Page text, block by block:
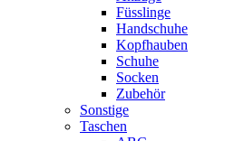
Füsslinge
Handschuhe
Kopfhauben
Schuhe
Socken
Zubehör
Sonstige
Taschen